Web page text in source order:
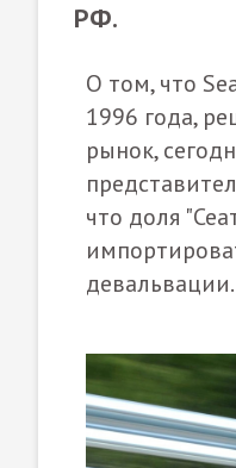
РФ.
О том, что
1996 года,
рынок,
что доля
девальвации.